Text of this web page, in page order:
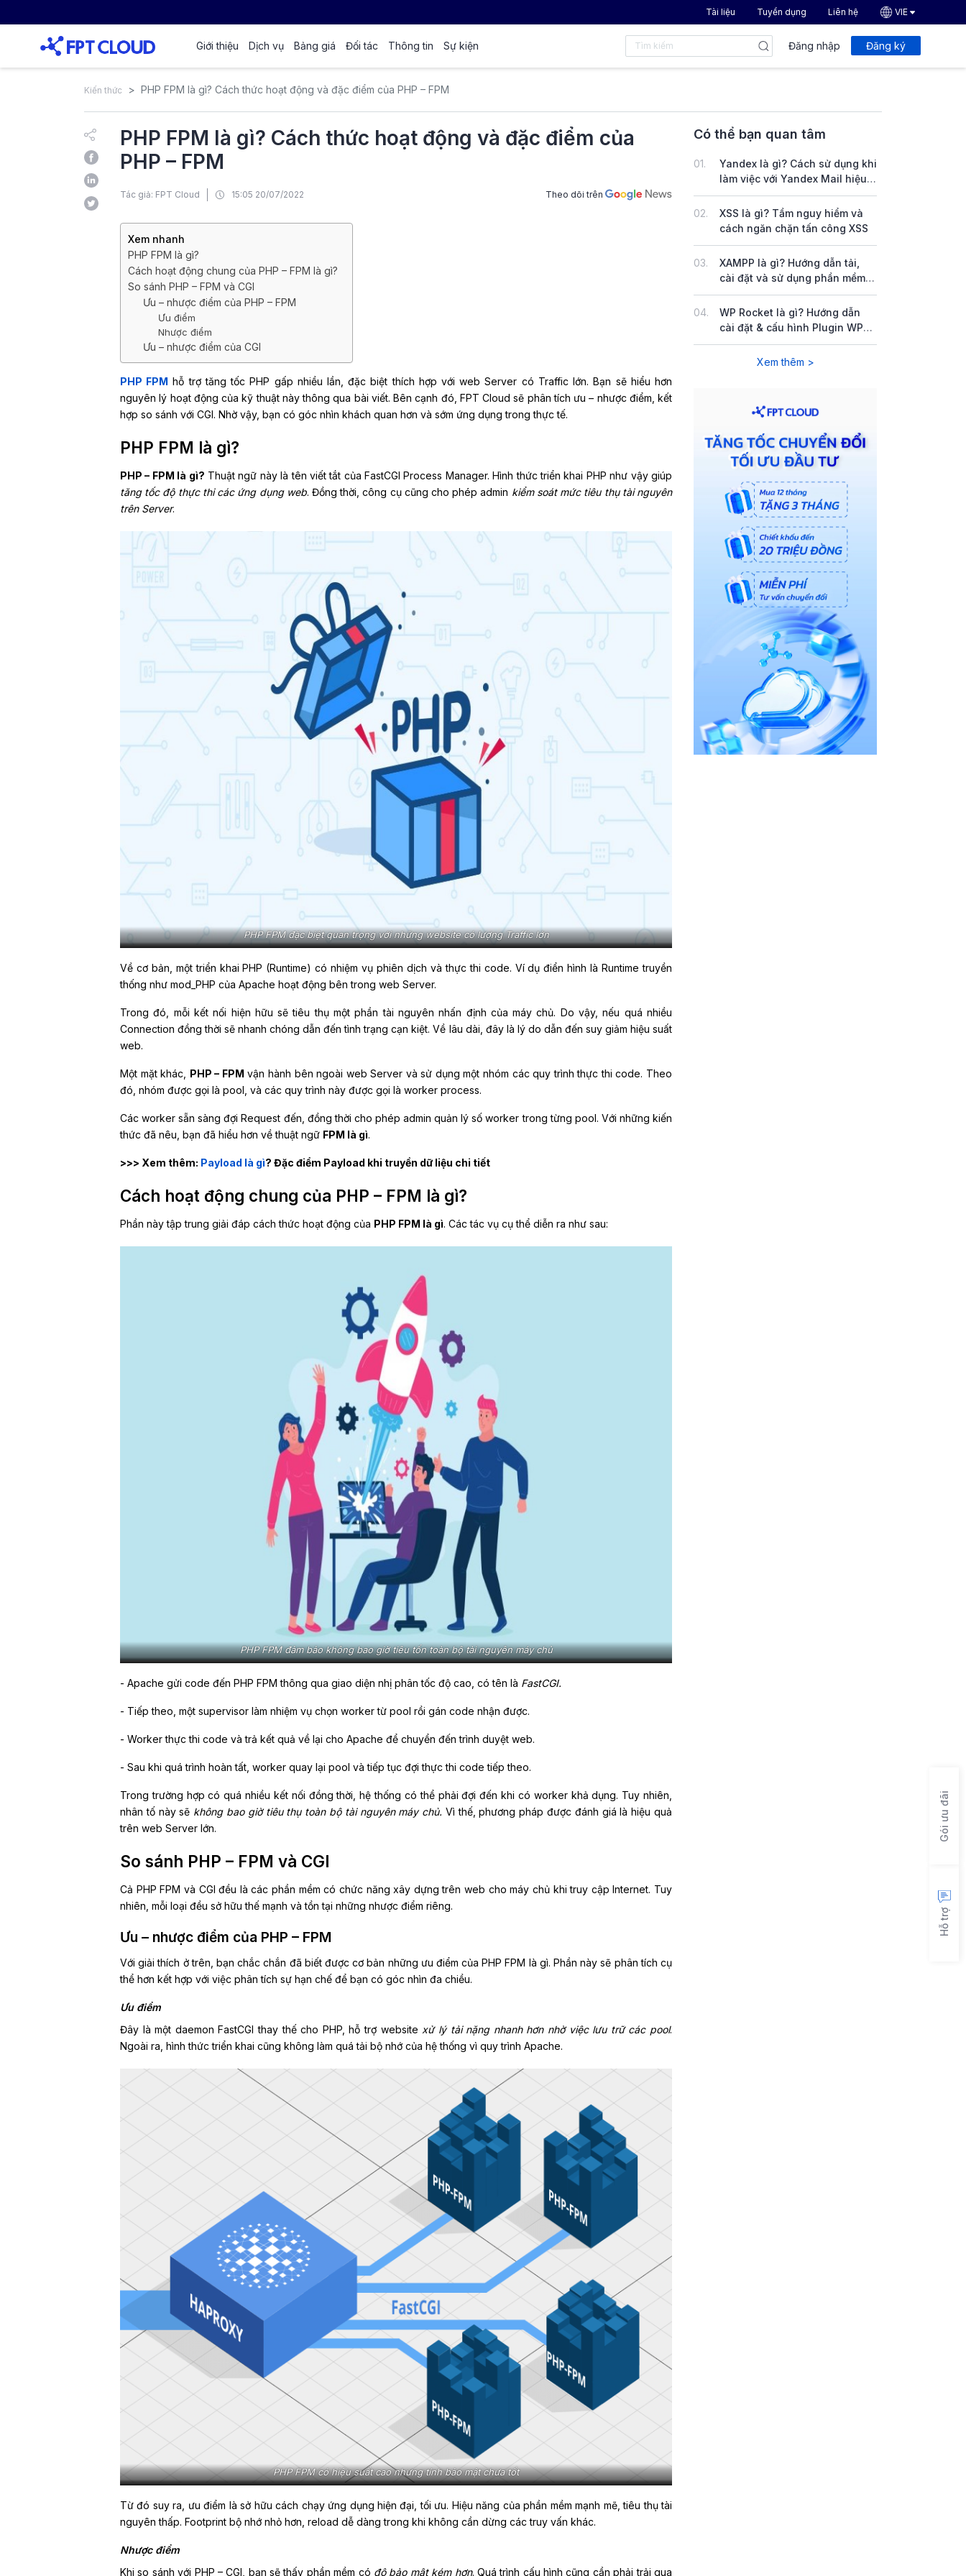
Tài liệu Tuyển dụng Liên hệ VIE
Giới thiệu Dịch vụ Bảng giá Đối tác Thông tin Sự kiện Đăng nhập Đăng ký
Kiến thức PHP FPM là gì? Cách thức hoạt động và đặc điểm của PHP – FPM
PHP FPM là gì? Cách thức hoạt động và đặc điểm của
PHP – FPM
Tác giả: FPT Cloud 15:05 20/07/2022 Theo dõi trên
Xem nhanh
PHP FPM là gì?
Cách hoạt động chung của PHP – FPM là gì?
So sánh PHP – FPM và CGI
Ưu – nhược điểm của PHP – FPM
Ưu điểm
Nhược điểm
Ưu – nhược điểm của CGI
PHP FPM hỗ trợ tăng tốc PHP gấp nhiều lần, đặc biệt thích hợp với web Server có Traffic lớn. Bạn sẽ hiểu hơn
nguyên lý hoạt động của kỹ thuật này thông qua bài viết. Bên cạnh đó, FPT Cloud sẽ phân tích ưu – nhược điểm, kết
hợp so sánh với CGI. Nhờ vậy, bạn có góc nhìn khách quan hơn và sớm ứng dụng trong thực tế.
PHP FPM là gì?
PHP – FPM là gì? Thuật ngữ này là tên viết tắt của FastCGI Process Manager. Hình thức triển khai PHP như vậy giúp
tăng tốc độ thực thi các ứng dụng web. Đồng thời, công cụ cũng cho phép admin kiểm soát mức tiêu thụ tài nguyên
trên Server.
PHP FPM đặc biệt quan trọng với những website có lượng Traffic lớn
Về cơ bản, một triển khai PHP (Runtime) có nhiệm vụ phiên dịch và thực thi code. Ví dụ điển hình là Runtime truyền
thống như mod_PHP của Apache hoạt động bên trong web Server.
Trong đó, mỗi kết nối hiện hữu sẽ tiêu thụ một phần tài nguyên nhấn định của máy chủ. Do vậy, nếu quá nhiều
Connection đồng thời sẽ nhanh chóng dẫn đến tình trạng cạn kiệt. Về lâu dài, đây là lý do dẫn đến suy giảm hiệu suất
web.
Một mặt khác, PHP – FPM vận hành bên ngoài web Server và sử dụng một nhóm các quy trình thực thi code. Theo
đó, nhóm được gọi là pool, và các quy trình này được gọi là worker process.
Các worker sẵn sàng đợi Request đến, đồng thời cho phép admin quản lý số worker trong từng pool. Với những kiến
thức đã nêu, bạn đã hiểu hơn về thuật ngữ FPM là gì.
>>> Xem thêm: Payload là gì? Đặc điểm Payload khi truyền dữ liệu chi tiết
Cách hoạt động chung của PHP – FPM là gì?
Phần này tập trung giải đáp cách thức hoạt động của PHP FPM là gì. Các tác vụ cụ thể diễn ra như sau:
PHP FPM đảm bảo không bao giờ tiêu tốn toàn bộ tài nguyên máy chủ
- Apache gửi code đến PHP FPM thông qua giao diện nhị phân tốc độ cao, có tên là FastCGI.
- Tiếp theo, một supervisor làm nhiệm vụ chọn worker từ pool rồi gán code nhận được.
- Worker thực thi code và trả kết quả về lại cho Apache để chuyển đến trình duyệt web.
- Sau khi quá trình hoàn tất, worker quay lại pool và tiếp tục đợi thực thi code tiếp theo.
Trong trường hợp có quá nhiều kết nối đồng thời, hệ thống có thể phải đợi đến khi có worker khả dụng. Tuy nhiên,
nhân tố này sẽ không bao giờ tiêu thụ toàn bộ tài nguyên máy chủ. Vì thế, phương pháp được đánh giá là hiệu quả
trên web Server lớn.
So sánh PHP – FPM và CGI
Cả PHP FPM và CGI đều là các phần mềm có chức năng xây dựng trên web cho máy chủ khi truy cập Internet. Tuy
nhiên, mỗi loại đều sở hữu thế mạnh và tồn tại những nhược điểm riêng.
Ưu – nhược điểm của PHP – FPM
Với giải thích ở trên, bạn chắc chắn đã biết được cơ bản những ưu điểm của PHP FPM là gì. Phần này sẽ phân tích cụ
thể hơn kết hợp với việc phân tích sự hạn chế để bạn có góc nhìn đa chiều.
Ưu điểm
Đây là một daemon FastCGI thay thế cho PHP, hỗ trợ website xử lý tải nặng nhanh hơn nhờ việc lưu trữ các pool.
Ngoài ra, hình thức triển khai cũng không làm quá tải bộ nhớ của hệ thống vì quy trình Apache.
PHP FPM có hiệu suất cao nhưng tính bảo mật chưa tốt
Từ đó suy ra, ưu điểm là sở hữu cách chạy ứng dụng hiện đại, tối ưu. Hiệu năng của phần mềm mạnh mẽ, tiêu thụ tài
nguyên thấp. Footprint bộ nhớ nhỏ hơn, reload dễ dàng trong khi không cần dừng các truy vấn khác.
Nhược điểm
Khi so sánh với PHP – CGI, bạn sẽ thấy phần mềm có độ bảo mật kém hơn. Quá trình cấu hình cũng cần phải trải qua
Có thể bạn quan tâm
01.
Yandex là gì? Cách sử dụng khi
làm việc với Yandex Mail hiệu
quả
02.
XSS là gì? Tầm nguy hiểm và
cách ngăn chặn tấn công XSS
03.
XAMPP là gì? Hướng dẫn tải,
cài đặt và sử dụng phần mềm
XAMPP trên Windows & Linux
04.
WP Rocket là gì? Hướng dẫn
cài đặt & cấu hình Plugin WP
Rocket
Xem thêm >
Hỗ trợ
Gói ưu đãi